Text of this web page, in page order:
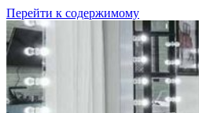
Перейти к содержимому